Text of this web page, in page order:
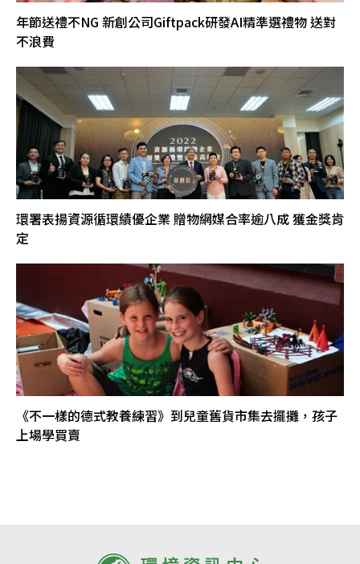
年節送禮不NG 新創公司Giftpack研發AI精準選禮物 送對
不浪費
環署表揚資源循環績優企業 贈物網媒合率逾八成 獲金獎肯
定
《不一樣的德式教養練習》到兒童舊貨市集去擺攤，孩子
上場學買賣